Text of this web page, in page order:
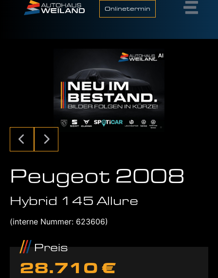
Onlinetermin
AI
Peugeot 2008
Hybrid 145 Allure
(interne Nummer: 623606)
Preis
28.710 €